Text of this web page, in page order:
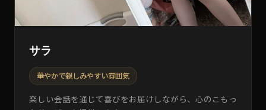
サラ
華やかで親しみやすい雰囲気
楽しい会話を通じて喜びをお届けしながら、心のこもっ